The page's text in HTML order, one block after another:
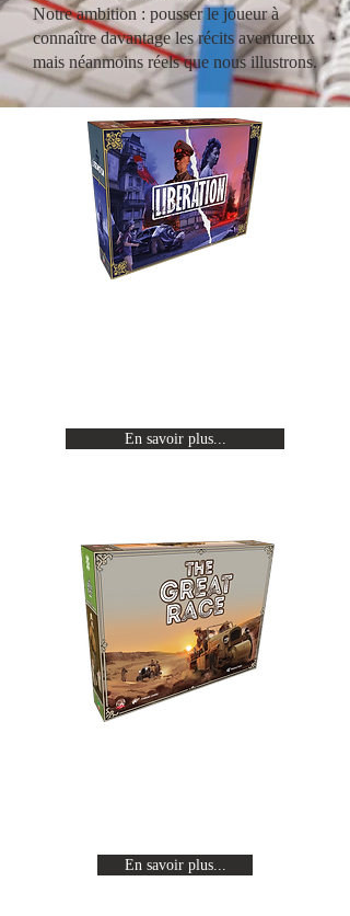
Notre ambition : pousser le joueur à
connaître davantage les récits aventureux
mais néanmoins réels que nous illustrons.
En savoir plus...
En savoir plus...